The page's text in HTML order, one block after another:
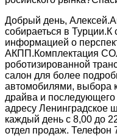
Добрый день,
собираеться в
информацией о
АКПП.Комплектация
роботизированной
салон для более
автомобилями, выбора
драйва и
адресу Ленинградское
каждый день с 8,00 до
отдел продаж. Телефон